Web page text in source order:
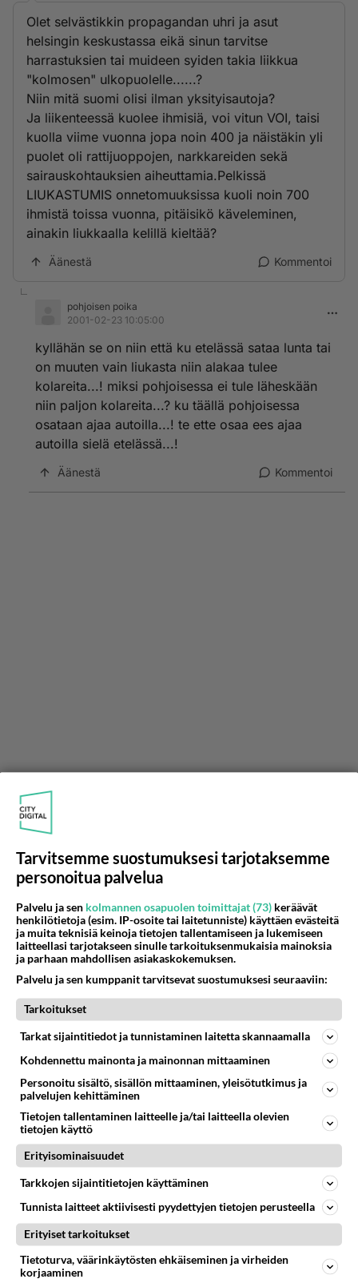
Olet selvästikkin propagandan uhri ja asut
helsingin keskustassa eikä sinun tarvitse
harrastuksien tai muideen syiden takia liikkua
"kolmosen" ulkopuolelle......?
Niin mitä suomi olisi ilman yksityisautoja?
Ja liikenteessä kuolee ihmisiä, voi vitun VOI, taisi
kuolla viime vuonna jopa noin 400 ja näistäkin yli
puolet oli rattijuoppojen, narkkareiden sekä
sairauskohtauksien aiheuttamia.Pelkissä
LIUKASTUMIS onnetomuuksissa kuoli noin 700
ihmistä toissa vuonna, pitäisikö käveleminen,
ainakin liukkaalla kelillä kieltää?
Äänestä Kommentoi
pohjoisen poika
2001-02-23 10:05:00
kyllähän se on niin että ku etelässä sataa lunta tai
on muuten vain liukasta niin alakaa tulee
kolareita...! miksi pohjoisessa ei tule läheskään
niin paljon kolareita...? ku täällä pohjoisessa
osataan ajaa autoilla...! te ette osaa ees ajaa
autoilla sielä etelässä...!
Äänestä Kommentoi
sepe
2001-02-23 10:42:00
... Hesassa.
Muuallahan ei toimivaa joukkoliikennettä ole.
Äänestä Kommentoi
2001-02-23 17:45:00
tajusit pointin, eihän muualla ole autojakaan eikä
niiden aiheuttamia ongelmia.
Äänestä Kommentoi
Tarvitsemme suostumuksesi tarjotaksemme
personoitua palvelua
Palvelu ja sen kolmannen osapuolen toimittajat (73) keräävät
henkilötietoja (esim. IP-osoite tai laitetunniste) käyttäen evästeitä
ja muita teknisiä keinoja tietojen tallentamiseen ja lukemiseen
laitteellasi tarjotakseen sinulle tarkoituksenmukaisia mainoksia
ja parhaan mahdollisen asiakaskokemuksen.
Palvelu ja sen kumppanit tarvitsevat suostumuksesi seuraaviin:
Tarkoitukset
Tarkat sijaintitiedot ja tunnistaminen laitetta skannaamalla
Kohdennettu mainonta ja mainonnan mittaaminen
Personoitu sisältö, sisällön mittaaminen, yleisötutkimus ja
palvelujen kehittäminen
Tietojen tallentaminen laitteelle ja/tai laitteella olevien
tietojen käyttö
Erityisominaisuudet
Tarkkojen sijaintitietojen käyttäminen
Tunnista laitteet aktiivisesti pyydettyjen tietojen perusteella
Erityiset tarkoitukset
Tietoturva, väärinkäytösten ehkäiseminen ja virheiden
korjaaminen